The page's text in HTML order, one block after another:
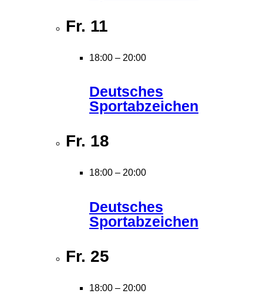
Fr. 11
18:00 – 20:00
Deutsches
Sportabzeichen
Fr. 18
18:00 – 20:00
Deutsches
Sportabzeichen
Fr. 25
18:00 – 20:00